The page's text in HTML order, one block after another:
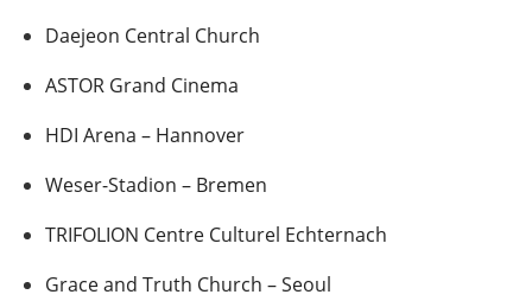
Daejeon Central Church
ASTOR Grand Cinema
HDI Arena – Hannover
Weser-Stadion – Bremen
TRIFOLION Centre Culturel Echternach
Grace and Truth Church – Seoul